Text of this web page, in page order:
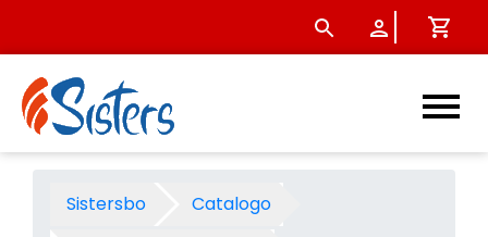
Evidenziatore Stabilo Boss
Sistersbo
Catalogo